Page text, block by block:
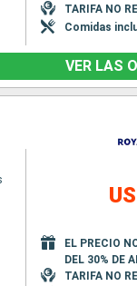
TARIFA NO
Comidas
VER LAS
EL PRECIO
DEL 30% DE
TARIFA NO